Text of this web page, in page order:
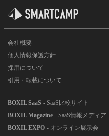
会社概要
個人情報保護方針
採用について
引用・転載について
BOXIL SaaS - SaaS比較サイト
BOXIL Magazine - SaaS情報メディア
BOXIL EXPO - オンライン展示会